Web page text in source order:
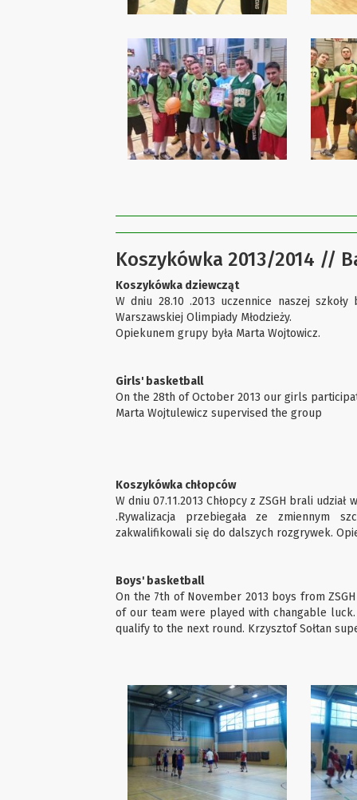
Koszykówka 2013/2014 //
Koszykówka dziewcząt
W dniu 28.10 .2013 uczennice naszej
Warszawskiej Olimpiady Młodzieży.
Opiekunem grupy była Marta Wojtowicz.
Girls' basketball
On the 28th of October 2013 our girls
Marta Wojtulewicz supervised the group
Koszykówka chłopców
W dniu 07.11.2013 Chłopcy z ZSGH brali
.Rywalizacja przebiegała ze zmiennym
zakwalifikowali się do dalszych rozgrywek.
Boys' basketball
On the 7th of November 2013 boys from
of our team were played with changable
qualify to the next round. Krzysztof Sołtan